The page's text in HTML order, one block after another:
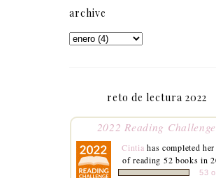
archive
reto de lectura 2022
2022 Reading Challenge
Cintia has completed
of reading 52 books in
53